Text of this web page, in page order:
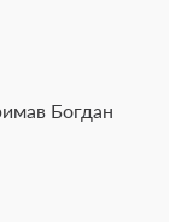
Богдан